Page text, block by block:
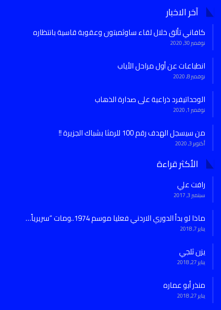
آخر الاخبار
كافاني تألق خلال لقاء ساوثمبتون وعقوبة قاسية بانتظاره
نوفمبر 30, 2020
انطباعات عن أول مراحل الأياب
نوفمبر 8, 2020
الوحداتيفرد ذراعية على صدارة الذهاب
نوفمبر 1, 2020
من سيسجل الهدف رقم 100 للرمثا بشباك الجزيرة !!
أكتوبر 3, 2020
الأكثر قراءة
رافت علي
سبتمبر 3, 2017
ماذا لو بدأ الدوري الاردني فعليا موسم 1974..ومات “سريرياً…
يناير 7, 2018
يزن ثلجي
يناير 27, 2018
منذر أبو عماره
يناير 27, 2018